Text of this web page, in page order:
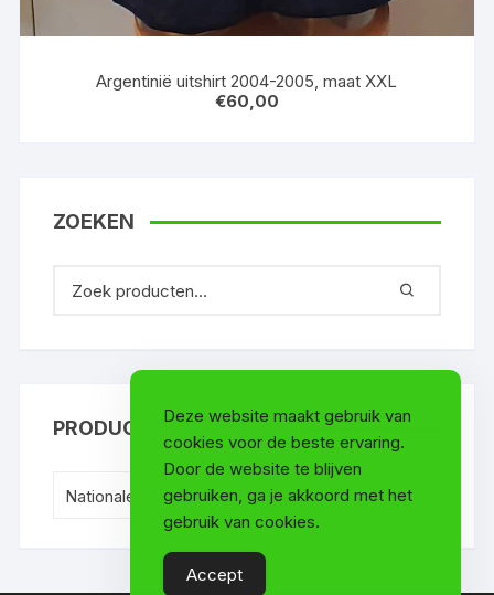
Argentinië uitshirt 2004-2005, maat XXL
€60,00
ZOEKEN
PRODUCTCATEGORIEËN
×
Nationale elftallen (112)
Deze website maakt gebruik van
cookies voor de beste ervaring.
Door de website te blijven
gebruiken, ga je akkoord met het
gebruik van cookies.
Accept